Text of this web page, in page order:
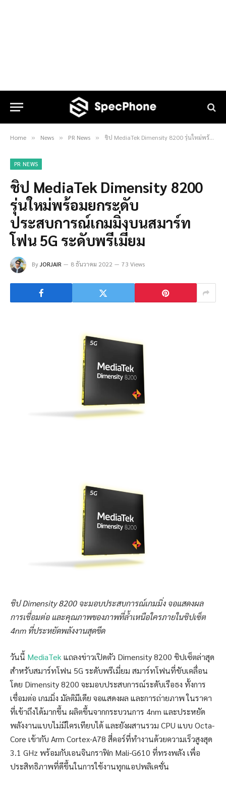
Home » News » PR News » ชิป MediaTek Dimensity 8200 รุ่นใหม่พร้อมยกระดับประสบการณ์เกมมิ่งบนสมาร์ทโฟน 5G ระดับพรีเมี่ยม
PR NEWS
ชิป MediaTek Dimensity 8200
รุ่นใหม่พร้อมยกระดับ
ประสบการณ์เกมมิ่งบนสมาร์ท
โฟน 5G ระดับพรีเมี่ยม
ByJORJAIR 8 ธันวาคม 2022 73 Views
ชิปDimensity 8200 จะมอบประสบการณ์เกมมิ่ง จอแสดงผล
การเชื่อมต่อ และคุณภาพของภาพที่ล้ำเหนือใครภายในชิปเซ็ต
4nm ที่ประหยัดพลังงานสุดขีด
วันนี้ MediaTek แถลงข่าวเปิดตัว Dimensity 8200 ชิปเซ็ตล่าสุด
สำหรับสมาร์ทโฟน 5G ระดับพรีเมี่ยม สมาร์ทโฟนที่ขับเคลื่อน
โดย Dimensity 8200 จะมอบประสบการณ์ระดับเรือธง ทั้งการ
เชื่อมต่อ เกมมิ่ง มัลติมีเดีย จอแสดงผล และการถ่ายภาพ ในราคา
ที่เข้าถึงได้มากขึ้น ผลิตขึ้นจากกระบวนการ 4nm และประหยัด
พลังงานแบบไม่มีใครเทียบได้ และยังผสานรวม CPU แบบ Octa-
Core เข้ากับ Arm Cortex-A78 สี่คอร์ที่ทำงานด้วยความเร็วสูงสุด
3.1 GHz พร้อมกับเอนจินกราฟิก Mali-G610 ที่ทรงพลัง เพื่อ
ประสิทธิภาพที่ดีขึ้นในการใช้งานทุกแอปพลิเคชั่น